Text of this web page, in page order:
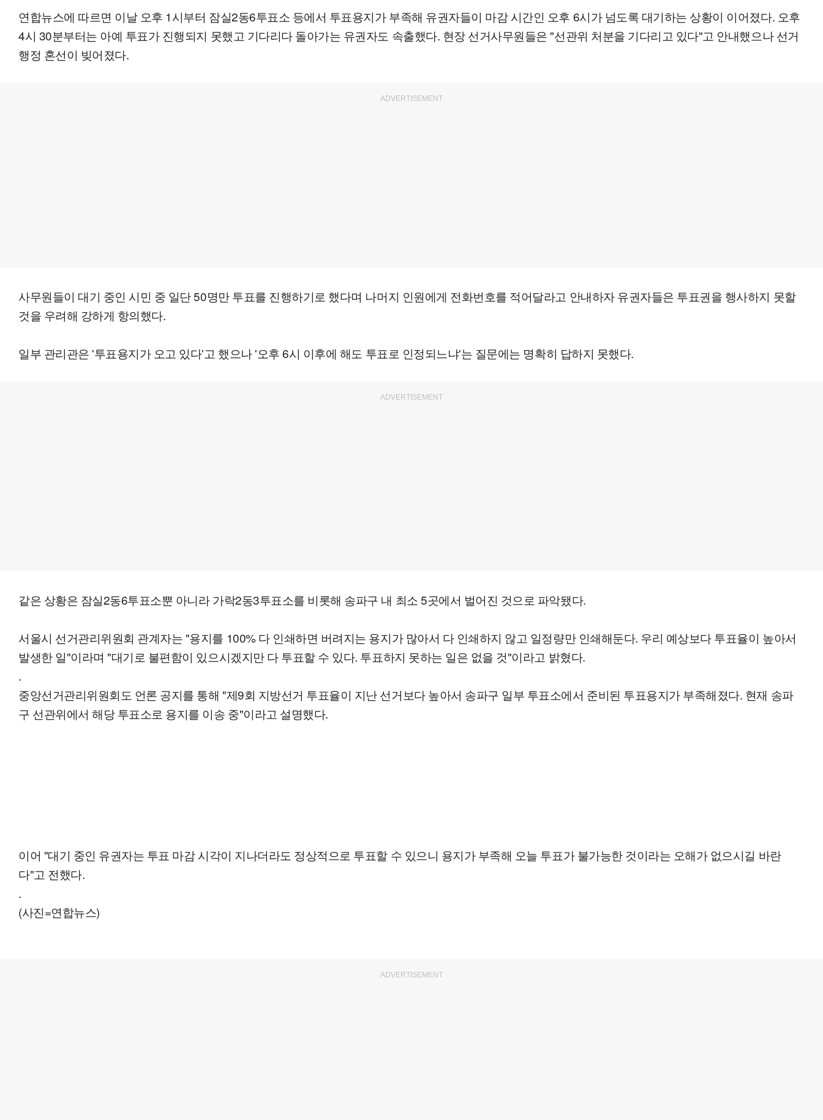
연합뉴스에 따르면 이날 오후 1시부터 잠실2동6투표소 등에서 투표용지가 부족해 유권자들이 마감 시간인 오후 6시가 넘도록 대기하는 상황이 이어졌다. 오후
4시 30분부터는 아예 투표가 진행되지 못했고 기다리다 돌아가는 유권자도 속출했다. 현장 선거사무원들은 "선관위 처분을 기다리고 있다"고 안내했으나 선거
행정 혼선이 빚어졌다.
ADVERTISEMENT
사무원들이 대기 중인 시민 중 일단 50명만 투표를 진행하기로 했다며 나머지 인원에게 전화번호를 적어달라고 안내하자 유권자들은 투표권을 행사하지 못할
것을 우려해 강하게 항의했다.
일부 관리관은 '투표용지가 오고 있다'고 했으나 '오후 6시 이후에 해도 투표로 인정되느냐'는 질문에는 명확히 답하지 못했다.
ADVERTISEMENT
같은 상황은 잠실2동6투표소뿐 아니라 가락2동3투표소를 비롯해 송파구 내 최소 5곳에서 벌어진 것으로 파악됐다.
서울시 선거관리위원회 관계자는 "용지를 100% 다 인쇄하면 버려지는 용지가 많아서 다 인쇄하지 않고 일정량만 인쇄해둔다. 우리 예상보다 투표율이 높아서
발생한 일"이라며 "대기로 불편함이 있으시겠지만 다 투표할 수 있다. 투표하지 못하는 일은 없을 것"이라고 밝혔다.
.
중앙선거관리위원회도 언론 공지를 통해 "제9회 지방선거 투표율이 지난 선거보다 높아서 송파구 일부 투표소에서 준비된 투표용지가 부족해졌다. 현재 송파
구 선관위에서 해당 투표소로 용지를 이송 중"이라고 설명했다.
이어 "대기 중인 유권자는 투표 마감 시각이 지나더라도 정상적으로 투표할 수 있으니 용지가 부족해 오늘 투표가 불가능한 것이라는 오해가 없으시길 바란
다"고 전했다.
.
(사진=연합뉴스)
ADVERTISEMENT